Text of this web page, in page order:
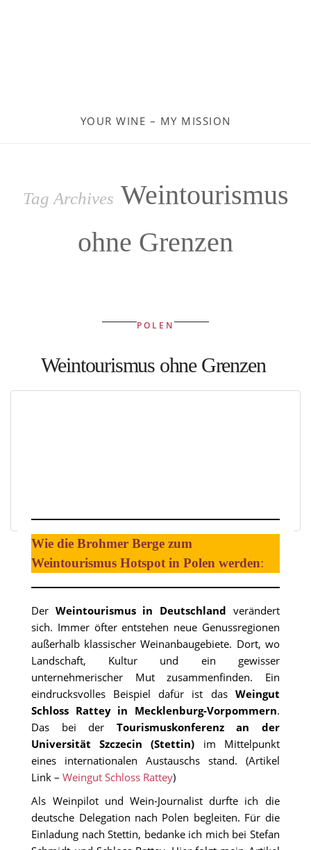
Rumänien
Regionaler Weinpilot
Local Dealer
Kalender
Event Übersicht
Event eintragen
YOUR WINE – MY MISSION
Tag Archives Weintourismus
ohne Grenzen
POLEN
Weintourismus ohne Grenzen
Wie die Brohmer Berge zum
Weintourismus Hotspot in Polen werden:
Der Weintourismus in Deutschland verändert
sich. Immer öfter entstehen neue Genussregionen
außerhalb klassischer Weinanbaugebiete. Dort, wo
Landschaft, Kultur und ein gewisser
unternehmerischer Mut zusammenfinden. Ein
eindrucksvolles Beispiel dafür ist das Weingut
Schloss Rattey in Mecklenburg-Vorpommern.
Das bei der Tourismuskonferenz an der
Universität Szczecin (Stettin) im Mittelpunkt
eines internationalen Austauschs stand. (Artikel
Link –Weingut Schloss Rattey)
Als Weinpilot und Wein-Journalist durfte ich die
deutsche Delegation nach Polen begleiten. Für die
Einladung nach Stettin, bedanke ich mich bei Stefan